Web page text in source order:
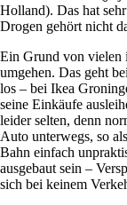
Holland). Das hat
Drogen gehört nicht
Ein Grund von vielen
umgehen. Das geht
los – bei Ikea
seine Einkäufe
leider selten, denn
Auto unterwegs, so
Bahn einfach
ausgebaut sein –
sich bei keinem